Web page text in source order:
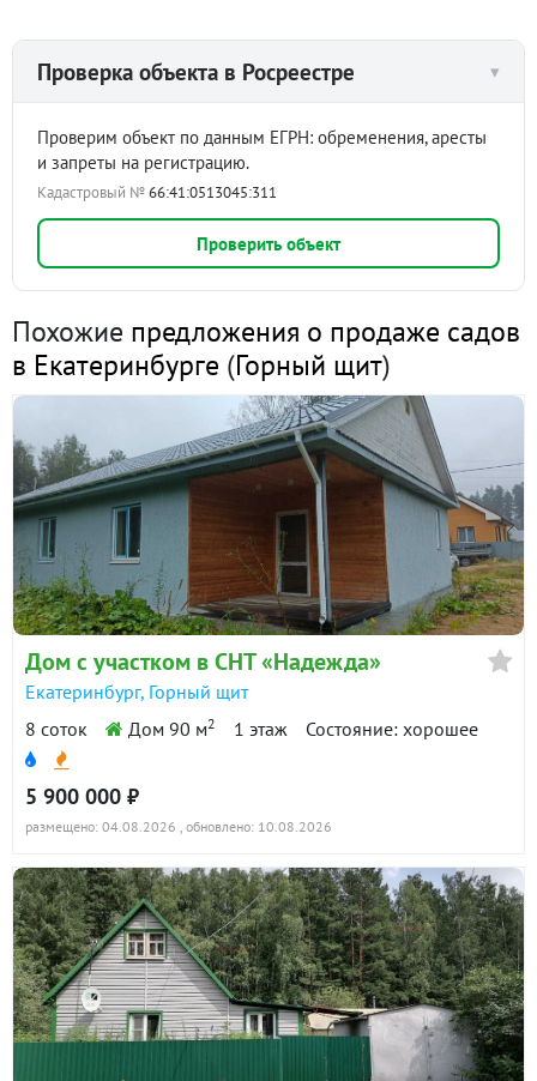
Проверка объекта в Росреестре ▾
Проверим объект по данным ЕГРН: обременения, аресты
и запреты на регистрацию.
Кадастровый №66:41:0513045:311
Проверить объект
Похожие предложения о продаже садов
в Екатеринбурге (Горный щит)
Дом с участком в СНТ «Надежда»
Екатеринбург, Горный щит
8 соток
Дом 90 м2 1 этаж Состояние: хорошее
5 900 000 ₽
размещено: 04.08.2026 , обновлено: 10.08.2026